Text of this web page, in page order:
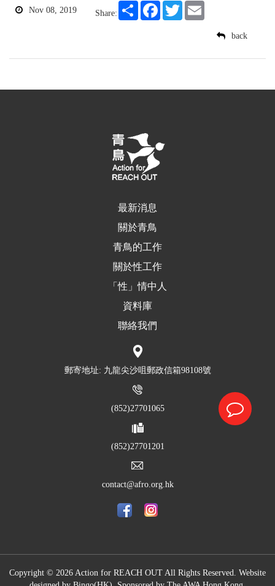
Nov 08, 2019 Share:
Share FacebookTwitterEmail
back
最新消息
關於青鳥
青鳥的工作
關於性工作
「性」情中人
資料庫
聯絡我們
郵寄地址: 九龍尖沙咀郵政信箱98108號
(852)27701065
(852)27701201
contact@afro.org.hk
Copyright © 2026 Action for REACH OUT All Rights Reserved. Website